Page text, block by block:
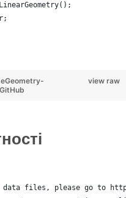
view raw
GitHub
data files, please go to